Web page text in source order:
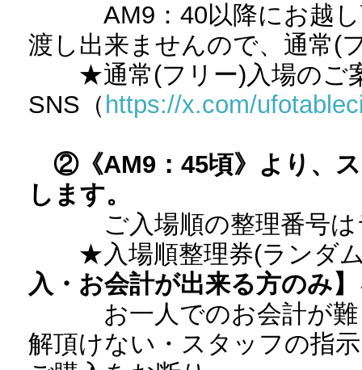
AM9：40以降にお越し
渡し出来ませんので、通常(
★通常(フリー)入場のご
SNS（ https://x.com/
②《AM9：45頃》より、
します。
ご入場順の整理番号は
★入場順整理券(ランダム
入・お会計が出来る方のみ】
お一人でのお会計が難し
解頂けない・スタッフの指